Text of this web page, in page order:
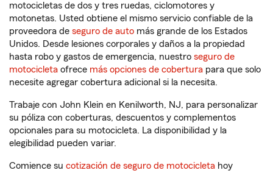
motocicletas de dos y tres ruedas, ciclomotores y
motonetas. Usted obtiene el mismo servicio confiable de la
proveedora de seguro de auto más grande de los Estados
Unidos. Desde lesiones corporales y daños a la propiedad
hasta robo y gastos de emergencia, nuestro seguro de
motocicleta ofrece más opciones de cobertura para que solo
necesite agregar cobertura adicional si la necesita.
Trabaje con John Klein en Kenilworth, NJ, para personalizar
su póliza con coberturas, descuentos y complementos
opcionales para su motocicleta. La disponibilidad y la
elegibilidad pueden variar.
Comience su cotización de seguro de motocicleta hoy